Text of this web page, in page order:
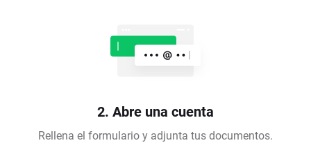
2. Abre una cuenta
Rellena el formulario y adjunta tus documentos.